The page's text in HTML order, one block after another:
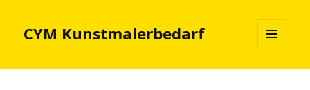
CYM Kunstmalerbedarf
UND